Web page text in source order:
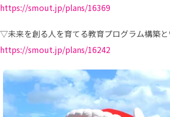
https://smout.jp/plans/16369
https://smout.jp/plans/16242